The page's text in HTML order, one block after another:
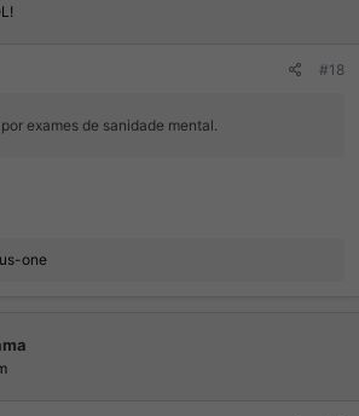
#18
exames de sanidade mental.
one